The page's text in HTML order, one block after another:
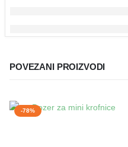
POVEZANI PROIZVODI
-78%